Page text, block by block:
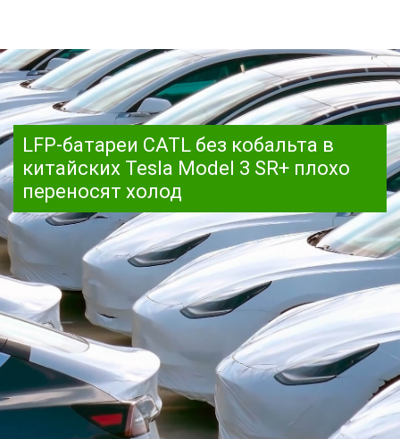
LFP-батареи CATL без кобальта в
китайских Tesla Model 3 SR+ плохо
переносят холод